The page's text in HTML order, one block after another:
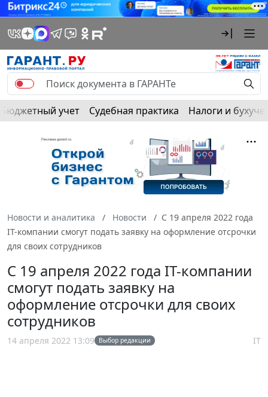
Бюджетный учет Судебная практика Налоги и
Новости и аналитика Новости
С 19 апреля 2022 года
IT-компании смогут подать заявку на оформление отсрочки
для своих сотрудников
С 19 апреля 2022 года IT-компании
смогут подать заявку на
оформление отсрочки для своих
сотрудников
14 апреля 2022 13:09 Выбор редакции IT